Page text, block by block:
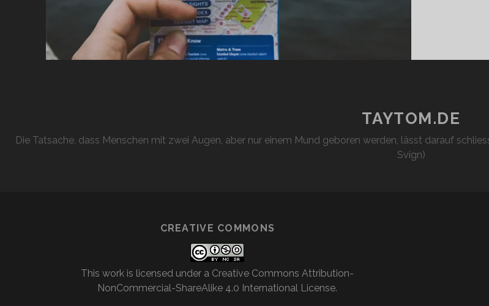
TAYTOM.DE
Die Tatsache, dass Menschen mit zwei Augen, aber nur einem Mund geboren werden, lässt darauf
Svign)
CREATIVE COMMONS
This work is licensed under a Creative Commons Attribution-
NonCommercial-ShareAlike 4.0 International License.